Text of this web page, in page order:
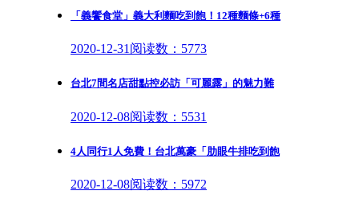
「義饗食堂」義大利麵吃到飽！12種麵條+6種
2020-12-31 阅读数：5773
台北7間名店甜點控必訪「可麗露」的魅力難
2020-12-08阅读数：5531
4人同行1人免費！台北萬豪「肋眼牛排吃到飽
2020-12-08阅读数：5972